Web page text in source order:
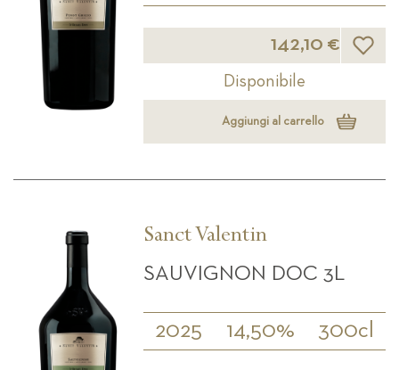
142,10 € Lista
Disponibile
Aggiungi al carrello
Sanct Valentin
SAUVIGNON DOC 3L
2025 14,50% 300cl